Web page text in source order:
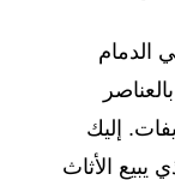
الدمام
إليك
يبيع الأثاث